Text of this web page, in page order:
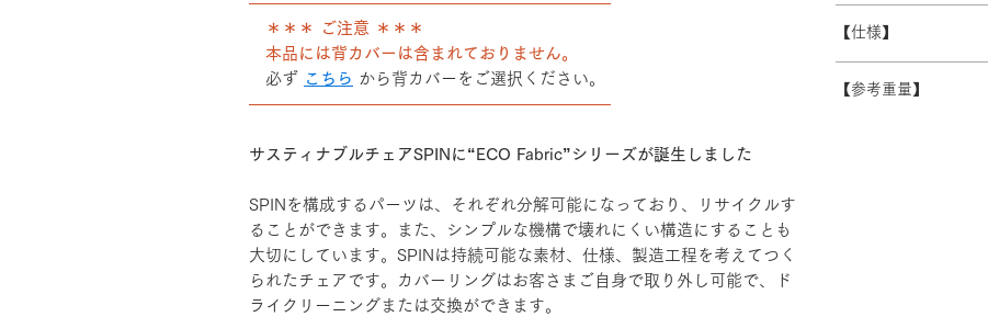
＊＊＊ ご注意 ＊＊＊
本品には背カバーは含まれておりません。
必ず こちら から背カバーをご選択ください。
――――――――――――――――――――――
サスティナブルチェアSPINに“ECO Fabric”シリーズが誕生しました
SPINを構成するパーツは、それぞれ分解可能になっており、リサイクルす
ることができます。また、シンプルな機構で壊れにくい構造にすることも
大切にしています。SPINは持続可能な素材、仕様、製造工程を考えてつく
られたチェアです。カバーリングはお客さまご自身で取り外し可能で、ド
ライクリーニングまたは交換ができます。
受注生産の為、配送
す。詳細なお時間帯
できない場合がござ
さい。
【仕様】
シート：PP・モー
【参考重量】